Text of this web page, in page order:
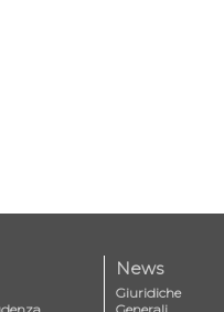
News
Giuridiche